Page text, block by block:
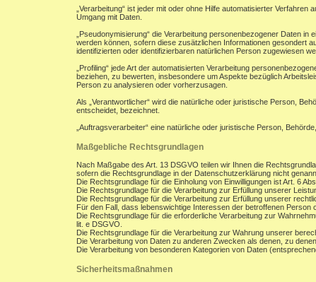
„Verarbeitung“ ist jeder mit oder ohne Hilfe automatisierter
Umgang mit Daten.
„Pseudonymisierung“ die Verarbeitung personenbezogener Daten
werden können, sofern diese zusätzlichen Informationen gesondert
identifizierten oder identifizierbaren natürlichen Person zugewiesen
„Profiling“ jede Art der automatisierten Verarbeitung
beziehen, zu bewerten, insbesondere um Aspekte bezüglich
Person zu analysieren oder vorherzusagen.
Als „Verantwortlicher“ wird die natürliche oder juristische Person,
entscheidet, bezeichnet.
„Auftragsverarbeiter“ eine natürliche oder juristische Person,
Maßgebliche Rechtsgrundlagen
Nach Maßgabe des Art. 13 DSGVO teilen wir Ihnen die
sofern die Rechtsgrundlage in der Datenschutzerklärung nicht
Die Rechtsgrundlage für die Einholung von Einwilligungen ist Art. 6
Die Rechtsgrundlage für die Verarbeitung zur Erfüllung unserer
Die Rechtsgrundlage für die Verarbeitung zur Erfüllung unserer
Für den Fall, dass lebenswichtige Interessen der betroffenen
Die Rechtsgrundlage für die erforderliche Verarbeitung zur
lit. e DSGVO.
Die Rechtsgrundlage für die Verarbeitung zur Wahrung unserer
Die Verarbeitung von Daten zu anderen Zwecken als denen, zu
Die Verarbeitung von besonderen Kategorien von Daten
Sicherheitsmaßnahmen